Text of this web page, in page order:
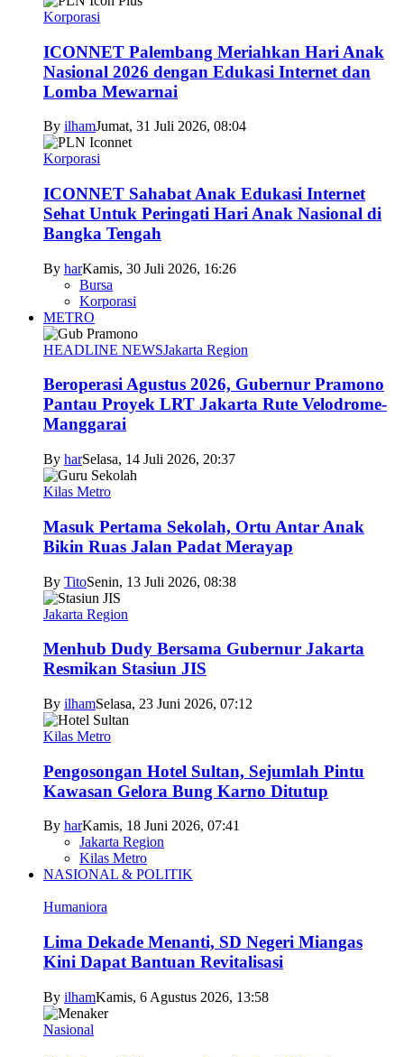
Korporasi
ICONNET Palembang Meriahkan Hari Anak
Nasional 2026 dengan Edukasi Internet dan
Lomba Mewarnai
By ilhamJumat, 31 Juli 2026, 08:04
Korporasi
ICONNET Sahabat Anak Edukasi Internet
Sehat Untuk Peringati Hari Anak Nasional di
Bangka Tengah
By harKamis, 30 Juli 2026, 16:26
Bursa
Korporasi
METRO
HEADLINE NEWSJakarta Region
Beroperasi Agustus 2026, Gubernur Pramono
Pantau Proyek LRT Jakarta Rute Velodrome-
Manggarai
By harSelasa, 14 Juli 2026, 20:37
Kilas Metro
Masuk Pertama Sekolah, Ortu Antar Anak
Bikin Ruas Jalan Padat Merayap
By TitoSenin, 13 Juli 2026, 08:38
Jakarta Region
Menhub Dudy Bersama Gubernur Jakarta
Resmikan Stasiun JIS
By ilhamSelasa, 23 Juni 2026, 07:12
Kilas Metro
Pengosongan Hotel Sultan, Sejumlah Pintu
Kawasan Gelora Bung Karno Ditutup
By harKamis, 18 Juni 2026, 07:41
Jakarta Region
Kilas Metro
NASIONAL & POLITIK
Humaniora
Lima Dekade Menanti, SD Negeri Miangas
Kini Dapat Bantuan Revitalisasi
By ilhamKamis, 6 Agustus 2026, 13:58
Nasional